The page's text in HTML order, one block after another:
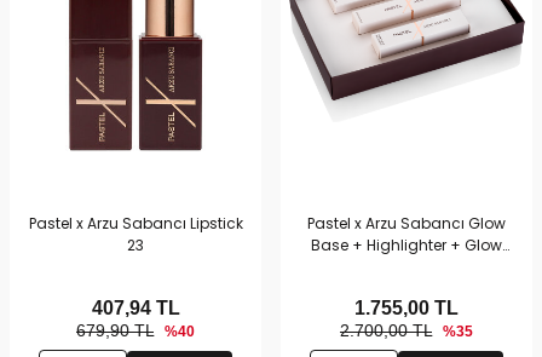
Pastel x Arzu Sabancı Lipstick
23
679,90 TL %40
407,94TL
Pastel x Arzu Sabancı Glow
Base + Highlighter + Glow
2.700,00 TL %35
1.755,00 TL